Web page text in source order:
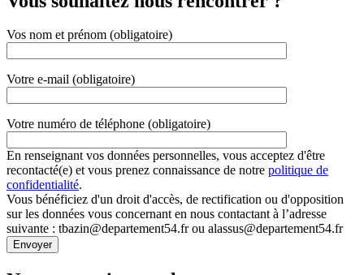
Vos nom et prénom (obligatoire)
Votre e-mail (obligatoire)
Votre numéro de téléphone (obligatoire)
En renseignant vos données personnelles, vous acceptez d'être
recontacté(e) et vous prenez connaissance de notre politique de
confidentialité.
Vous bénéficiez d'un droit d'accès, de rectification ou d'opposition
sur les données vous concernant en nous contactant à l’adresse
suivante : tbazin@departement54.fr ou alassus@departement54.fr